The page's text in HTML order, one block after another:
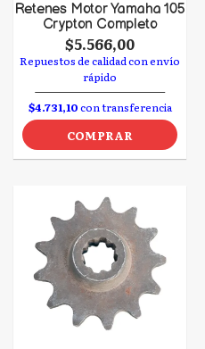
Retenes Motor Yamaha 105
Crypton Completo
$5.566,00
Repuestos de calidad con envío
rápido
$4.731,10con transferencia
COMPRAR